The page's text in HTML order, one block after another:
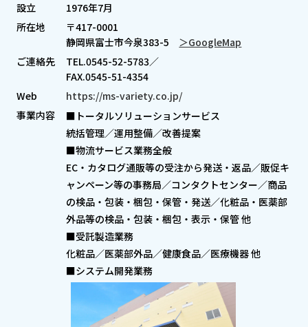
設立
1976年7月
所在地
〒417-0001
静岡県富士市今泉383-5 ＞GoogleMap
ご連絡先
TEL.0545-52-5783／
FAX.0545-51-4354
Web
https://ms-variety.co.jp/
事業内容
■トータルソリューションサービス
統括管理／運用整備／改善提案
■物流サービス業務全般
EC・カタログ通販等の受注から発送・返品／販促キ
ャンペーン等の事務局／コンタクトセンター／商品
の検品・包装・梱包・保管・発送／化粧品・医薬部
外品等の検品・包装・梱包・表示・保管 他
■受託製造業務
化粧品／医薬部外品／健康食品／医療機器 他
■システム開発業務